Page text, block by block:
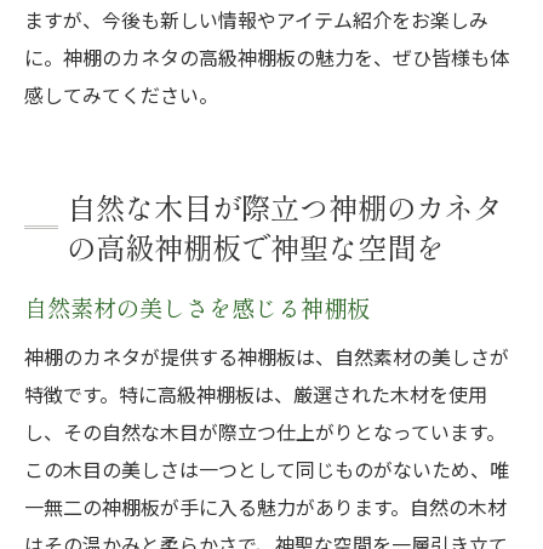
ますが、今後も新しい情報やアイテム紹介をお楽しみ
に。神棚のカネタの高級神棚板の魅力を、ぜひ皆様も体
感してみてください。
自然な木目が際立つ神棚のカネタ
の高級神棚板で神聖な空間を
自然素材の美しさを感じる神棚板
神棚のカネタが提供する神棚板は、自然素材の美しさが
特徴です。特に高級神棚板は、厳選された木材を使用
し、その自然な木目が際立つ仕上がりとなっています。
この木目の美しさは一つとして同じものがないため、唯
一無二の神棚板が手に入る魅力があります。自然の木材